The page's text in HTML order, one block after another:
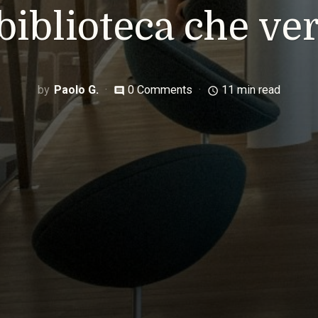
che
Paolo G. comment 0 Comments access_time 11 min read